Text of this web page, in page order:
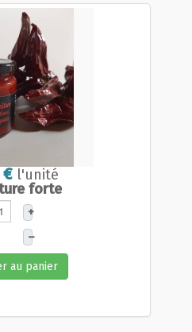
€ l'unité
forte
+
–
au panier